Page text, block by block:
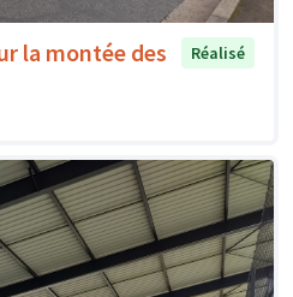
la montée des
Réalisé